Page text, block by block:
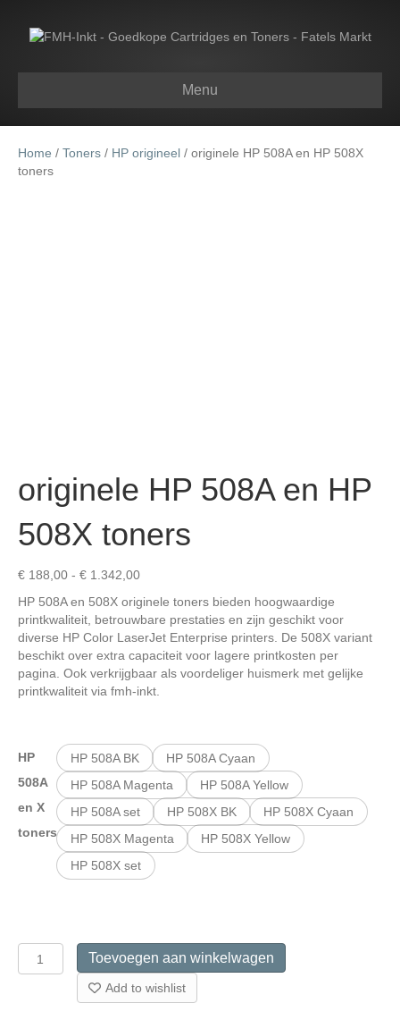
Menu
Home / Toners / HP origineel / originele HP 508A en HP 508X
toners
originele HP 508A en HP
508X toners
€ 188,00 - € 1.342,00Prijsklasse:
tot
€ 1.342,00
HP 508A en 508X originele toners bieden hoogwaardige
printkwaliteit, betrouwbare prestaties en zijn geschikt voor
diverse HP Color LaserJet Enterprise printers. De 508X variant
beschikt over extra capaciteit voor lagere printkosten per
pagina. Ook verkrijgbaar als voordeliger huismerk met gelijke
printkwaliteit via fmh-inkt.
HP
508A
en X
toners
HP 508A BK
HP 508A Cyaan
HP 508A Magenta
HP 508A Yellow
HP 508A set
HP 508X BK
HP 508X Cyaan
HP 508X Magenta
HP 508X Yellow
HP 508X set
originele
HP
Toevoegen aan winkelwagen
Add to wishlist